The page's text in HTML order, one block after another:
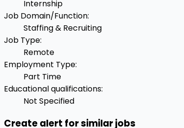
Internship
Job Domain/Function:
Staffing & Recruiting
Job Type:
Remote
Employment Type:
Part Time
Educational qualifications:
Not Specified
Create alert for similar jobs